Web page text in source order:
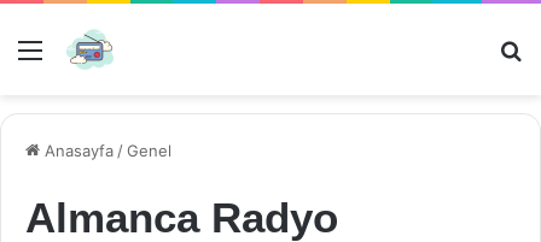
Menü
Anasayfa /Genel
Almanca Radyo